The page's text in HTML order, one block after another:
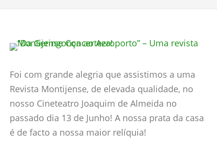
Foi com grande alegria que assistimos a uma
Revista Montijense, de elevada qualidade, no
nosso Cineteatro Joaquim de Almeida no
passado dia 13 de Junho! A nossa prata da casa
é de facto a nossa maior relíquia!